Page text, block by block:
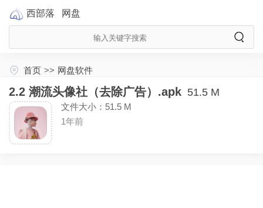
西部落 网盘
首页 >> 网盘软件
2.2 潮流头像社（去除广告）.apk 51.5 M
文件大小：51.5 M
1年前